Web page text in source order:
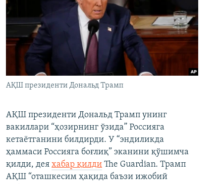
АҚШ президенти Дональд Трамп
АҚШ президенти Дональд Трамп унинг
вакиллари “ҳозирнинг ўзида” Россияга
кетаётганини билдирди. У “эндиликда
ҳаммаси Россияга боғлиқ” эканини қўшимча
қилди, дея хабар қилди The Guardian. Трамп
АҚШ “оташкесим ҳақида баъзи ижобий